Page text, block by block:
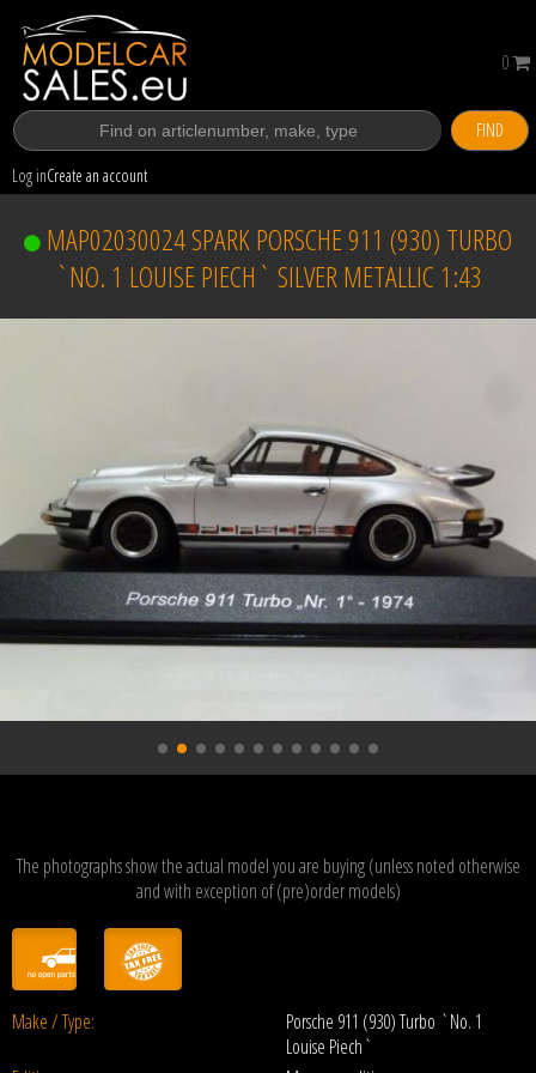
FIND
Log inCreate an account
0
MAP02030024 SPARK PORSCHE 911 (930) TURBO
`NO. 1 LOUISE PIECH` SILVER METALLIC 1:43
The photographs show the actual model you are buying (unless noted otherwise
and with exception of (pre)order models)
Make / Type:
Porsche 911 (930) Turbo `No. 1
Louise Piech`